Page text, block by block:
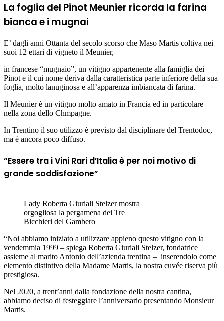
La foglia del Pinot Meunier ricorda la farina
bianca e i mugnai
E’ dagli anni Ottanta del secolo scorso che Maso Martis coltiva nei
suoi 12 ettari di vigneto il Meunier,
in francese “mugnaio”, un vitigno appartenente alla famiglia dei
Pinot e il cui nome deriva dalla caratteristica parte inferiore della sua
foglia, molto lanuginosa e all’apparenza imbiancata di farina.
Il Meunier è un vitigno molto amato in Francia ed in particolare
nella zona dello Chmpagne.
In Trentino il suo utilizzo è previsto dal disciplinare del Trentodoc,
ma è ancora poco diffuso.
“Essere tra i Vini Rari d’Italia è per noi motivo di
grande soddisfazione”
Lady Roberta Giuriali Stelzer mostra
orgogliosa la pergamena dei Tre
Bicchieri del Gambero
“Noi abbiamo iniziato a utilizzare appieno questo vitigno con la
vendemmia 1999 – spiega Roberta Giuriali Stelzer, fondatrice
assieme al marito Antonio dell’azienda trentina – inserendolo come
elemento distintivo della Madame Martis, la nostra cuvée riserva più
prestigiosa.
Nel 2020, a trent’anni dalla fondazione della nostra cantina,
abbiamo deciso di festeggiare l’anniversario presentando Monsieur
Martis.